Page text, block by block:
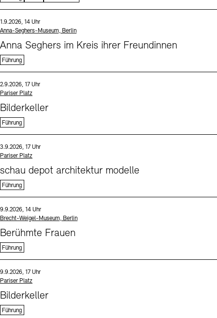
Datum und Uhrzeit:
1.9.2026, 14 Uhr
Standort
Anna-Seghers-Museum, Berlin
Anna Seghers im Kreis ihrer Freundinnen
Führung
Datum und Uhrzeit:
2.9.2026, 17 Uhr
Standort
Pariser Platz
Bilderkeller
Führung
Datum und Uhrzeit:
3.9.2026, 17 Uhr
Standort
Pariser Platz
schau depot architektur modelle
Führung
Datum und Uhrzeit:
9.9.2026, 14 Uhr
Standort
Brecht-Weigel-Museum, Berlin
Berühmte Frauen
Führung
Datum und Uhrzeit:
9.9.2026, 17 Uhr
Standort
Pariser Platz
Bilderkeller
Führung